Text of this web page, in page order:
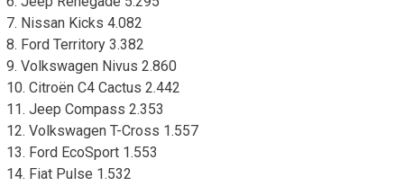
7. Nissan Kicks 4.082
8. Ford Territory 3.382
9. Volkswagen Nivus 2.860
10. Citroën C4 Cactus 2.442
11. Jeep Compass 2.353
12. Volkswagen T-Cross 1.557
13. Ford EcoSport 1.553
14. Fiat Pulse 1.532